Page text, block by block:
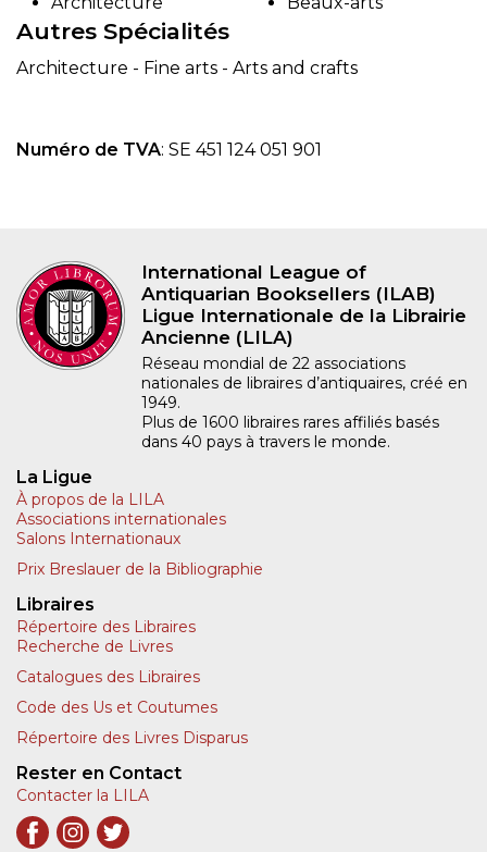
Autres Spécialités
Architecture - Fine arts - Arts and crafts
Numéro de TVA: SE 451 124 051 901
International League of
Antiquarian Booksellers (ILAB)
Ligue Internationale de la Librairie
Ancienne (LILA)
Réseau mondial de 22 associations
nationales de libraires d’antiquaires, créé en
1949.
Plus de 1600 libraires rares affiliés basés
dans 40 pays à travers le monde.
La Ligue
À propos de la LILA
Associations internationales
Salons Internationaux
Prix Breslauer de la Bibliographie
Libraires
Répertoire des Libraires
Recherche de Livres
Catalogues des Libraires
Code des Us et Coutumes
Répertoire des Livres Disparus
Rester en Contact
Contacter la LILA